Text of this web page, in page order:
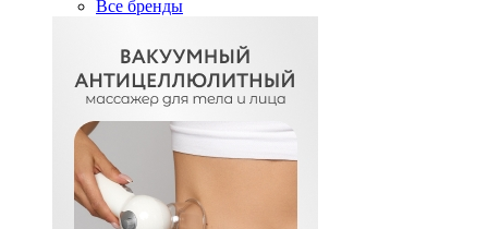
Все бренды